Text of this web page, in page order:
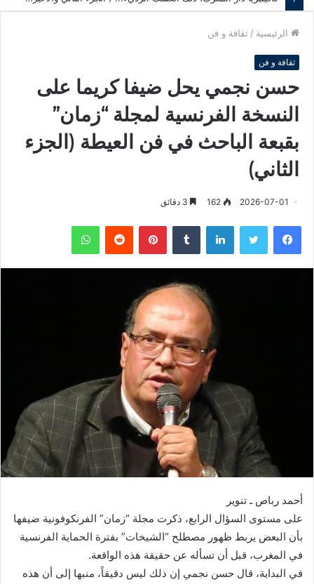
الرئيسية / ثقافة و فن
ثقافة و فن
حسن نجمي يحل ضيفا كريما على
النسخة الفرنسية لمجلة “زمان”
بقبعة الباحث في فن العيطة (الجزء
الثاني)
2026-07-01
162
فيسبوك لينكدإن بينتيريست
أحمد رباص ـ تنوير
على مستوى السؤال الرابع، ذكرت مجلة “زمان” الفرنكوفونية ضيفها
بأن البعض يربط ظهور مصطلح “الشيخات” بفترة الحماية الفرنسية
في المغرب، قبل أن تسأله عن حقيقة هذه الواقعة.
في البداية، قال حسن نجمي إن ذلك ليس دقيقاً، منبها إلى أن هذه